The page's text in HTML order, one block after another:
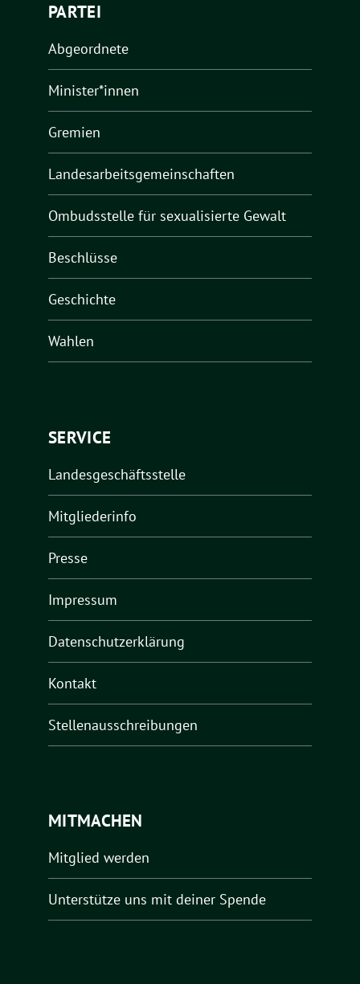
PARTEI
Abgeordnete
Minister*innen
Gremien
Landesarbeitsgemeinschaften
Ombudsstelle für sexualisierte Gewalt
Beschlüsse
Geschichte
Wahlen
SERVICE
Landesgeschäftsstelle
Mitgliederinfo
Presse
Impressum
Datenschutzerklärung
Kontakt
Stellenausschreibungen
MITMACHEN
Mitglied werden
Unterstütze uns mit deiner Spende